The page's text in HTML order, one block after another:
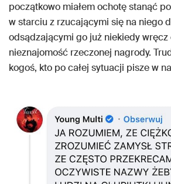
początkowo miałem ochotę stanąć
w starciu z rzucającymi się na niego
odsądzającymi go już niekiedy
nieznajomość rzeczonej nagrody.
kogoś, kto po całej sytuacji pisze w